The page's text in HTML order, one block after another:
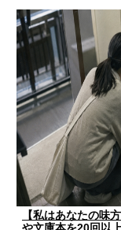
【私はあなたの味